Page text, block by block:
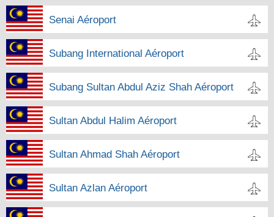
Senai Aéroport
Subang International Aéroport
Subang Sultan Abdul Aziz Shah Aéroport
Sultan Abdul Halim Aéroport
Sultan Ahmad Shah Aéroport
Sultan Azlan Aéroport